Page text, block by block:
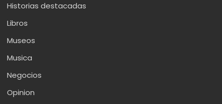
Historias destacadas
Libros
Museos
Musica
Negocios
Opinion